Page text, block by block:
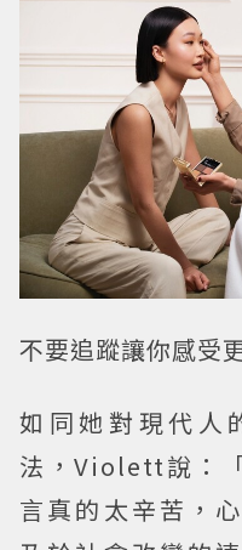
不要追蹤讓你感受
如同她對現代人
法，Violett說：
言真的太辛苦，